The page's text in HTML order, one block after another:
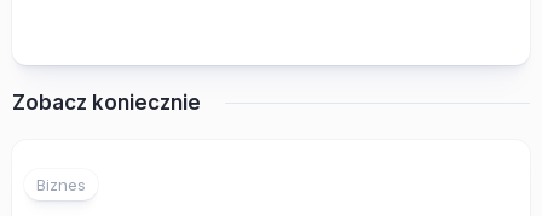
Zobacz koniecznie
Biznes